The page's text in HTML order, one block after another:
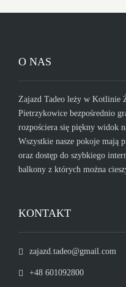
O NAS
Zajazd Tadeo leży w Kotlinie
Pietrzykowice bezpośrednio
rozpościera się piękny widok
Wszystkie nasze pokoje mają
oraz dostęp do szybkiego
balkony z których można
KONTAKT
zajazd.tadeo@gmail.com
+48 601092800